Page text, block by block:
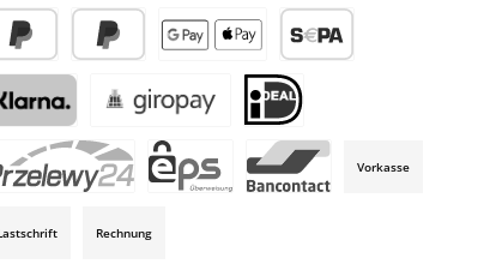
Später BezahlenApple Pay / Google Pay (via Stripe)
SEPA-Lastschrift (via
(via Stripe)Giropay (via Stripe) iDeal (via Stripe)
Vorkasse
Rechnung